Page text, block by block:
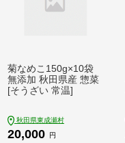
菊なめこ150g×10袋
無添加 秋田県産 惣菜
[そうざい 常温]
秋田県東成瀬村
20,000 円